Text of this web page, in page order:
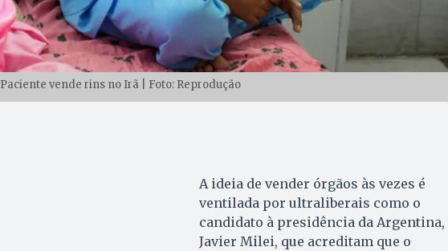
Paciente vende rins no Irã | Foto: Reprodução
A ideia de vender órgãos às vezes é
ventilada por ultraliberais como o
candidato à presidência da Argentina,
Javier Milei, que acreditam que o